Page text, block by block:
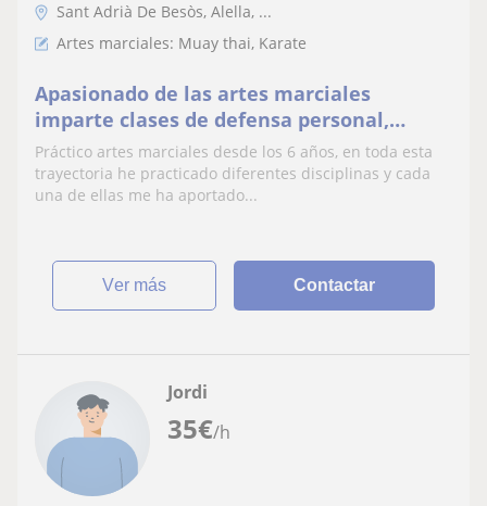
Sant Adrià De Besòs, Alella, ...
Artes marciales: Muay thai, Karate
Apasionado de las artes marciales
imparte clases de defensa personal,
sistema fácil de aprender y muy eficaz.
Totalmente enfocado a la defensa
personal, sin flotirutas
Práctico artes marciales desde los 6 años, en toda esta
trayectoria he practicado diferentes disciplinas y cada
una de ellas me ha aportado...
ver más Contactar
35€/h
Jordi